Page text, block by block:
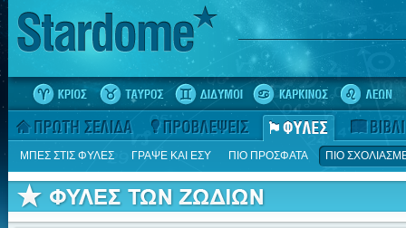
ΜΠΕΣ ΣΤΙΣ ΦΥΛΕΣ ΓΡΑΨΕ ΚΑΙ ΕΣΥ ΠΙΟ ΠΡΟΣΦΑΤΑ ΠΙΟ